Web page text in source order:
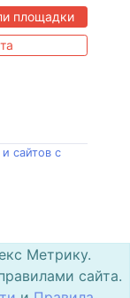
площадки
сайтов с
Метрику.
сайта.